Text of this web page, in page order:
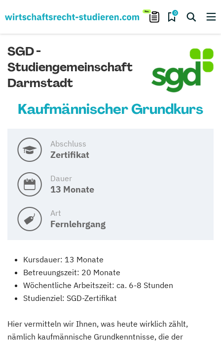
0
SGD -
Studiengemeinschaft
Darmstadt
Kaufmännischer Grundkurs
Abschluss
Zertifikat
Dauer
13 Monate
Art
Fernlehrgang
Kursdauer: 13 Monate
Betreuungszeit: 20 Monate
Wöchentliche Arbeitszeit: ca. 6-8 Stunden
Studienziel: SGD-Zertifikat
Hier vermitteln wir Ihnen, was heute wirklich zählt,
nämlich kauf­männische Grundkenntnisse, die der